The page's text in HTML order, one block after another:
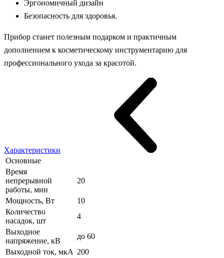
Эргономичный дизайн
Безопасность для здоровья.
Прибор станет полезным подарком и практичным
дополнением к косметическому инструментарию для
профессионального ухода за красотой.
Характеристики
Основные
Время
непрерывной
работы, мин
20
Мощность, Вт
10
Количество
насадок, шт
4
Выходное
напряжение, кВ
до 60
Выходной ток, мкА 200